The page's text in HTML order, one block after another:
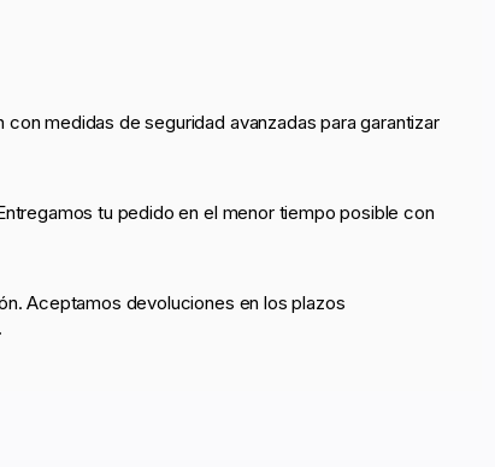
medidas de seguridad avanzadas para garantizar
tu pedido en el menor tiempo posible con
Aceptamos devoluciones en los plazos